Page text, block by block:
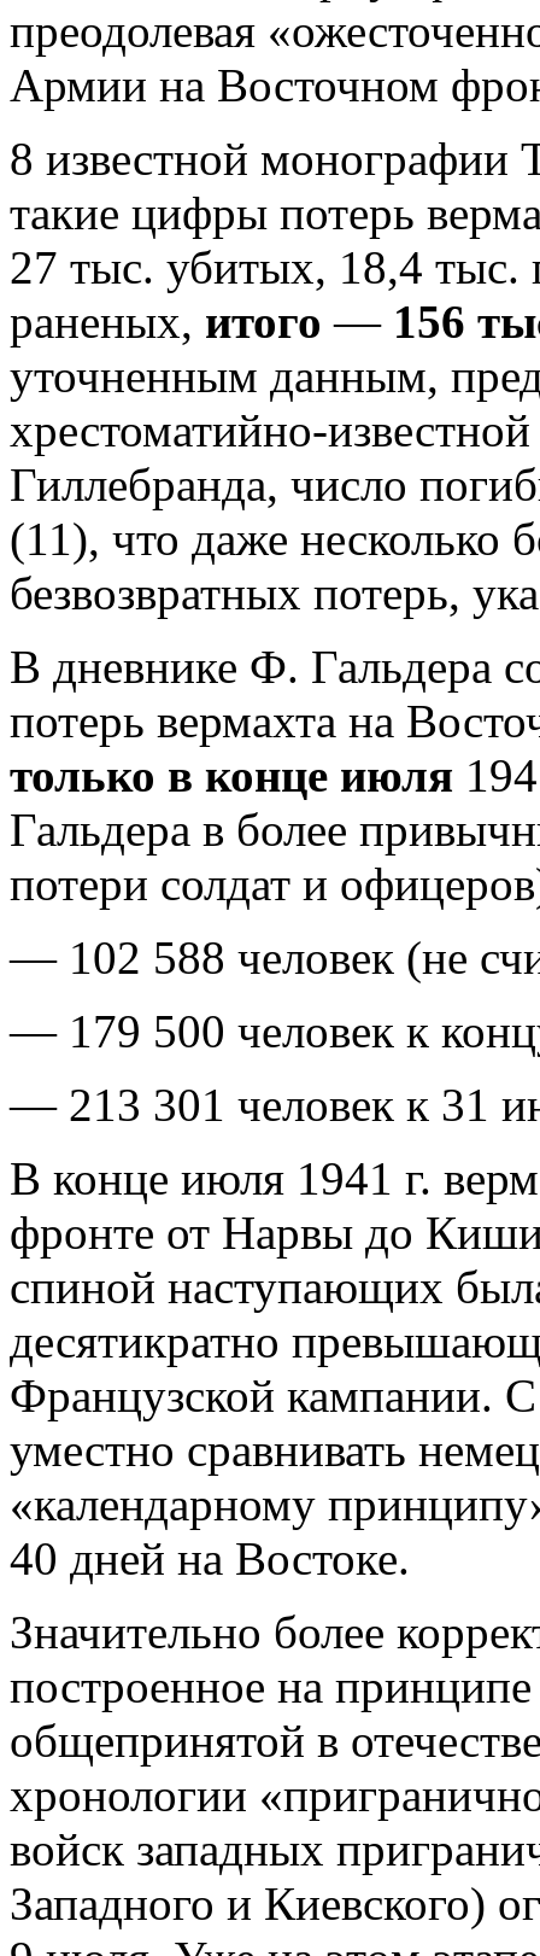
преодолевая
Армии на Восточном
8 известной монографии
такие цифры потерь
27 тыс. убитых, 18,4 тыс.
раненых, итого— 156
уточненным данным,
хрестоматийно-
Гиллебранда, число
(11), что даже несколько
безвозвратных потерь,
В дневнике Ф. Гальдера
потерь вермахта на
только в конце июля
Гальдера в более
потери солдат и
— 102 588 человек (не
— 179 500 человек к
— 213 301 человек к 31
В конце июля 1941 г.
фронте от Нарвы до
спиной наступающих
десятикратно
Французской кампании. С
уместно сравнивать
«календарному
40 дней на Востоке.
Значительно более
построенное на
общепринятой в
хронологии
войск западных
Западного и Киевского)